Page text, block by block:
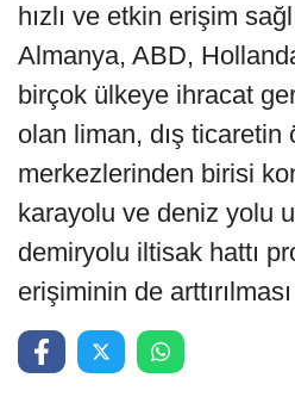
hızlı ve etkin erişim
Almanya, ABD,
birçok ülkeye ihracat
olan liman, dış ticaretin
merkezlerinden birisi
karayolu ve deniz yolu
demiryolu iltisak hattı
erişiminin de